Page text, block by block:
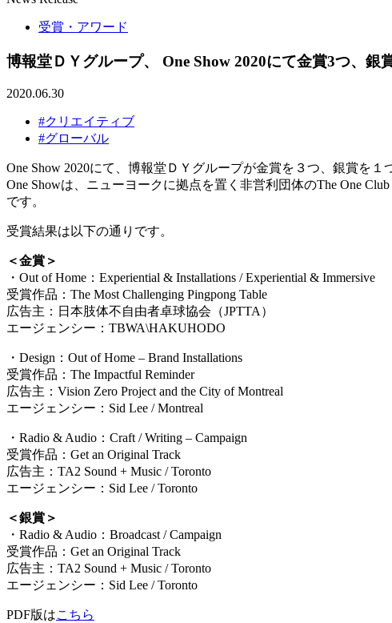
受賞・アワード
博報堂ＤＹグループ、 One Show 2020にて金賞3つ、銀
2020.06.30
#クリエイティブ
#グローバル
One Show 2020にて、博報堂ＤＹグループが金賞を３つ、銀賞を１
One Showは、ニューヨークに拠点を置く非営利団体のThe One
です。
受賞結果は以下の通りです。
＜金賞＞
・Out of Home：Experiential & Installations / Experiential & Immersive
受賞作品：The Most Challenging Pingpong Table
広告主：日本肢体不自由者卓球協会（JPTTA）
エージェンシー：TBWA\HAKUHODO
・Design：Out of Home – Brand Installations
受賞作品：The Impactful Reminder
広告主：Vision Zero Project and the City of Montreal
エージェンシー：Sid Lee / Montreal
・Radio & Audio：Craft / Writing – Campaign
受賞作品：Get an Original Track
広告主：TA2 Sound + Music / Toronto
エージェンシー：Sid Lee / Toronto
＜銀賞＞
・Radio & Audio：Broadcast / Campaign
受賞作品：Get an Original Track
広告主：TA2 Sound + Music / Toronto
エージェンシー：Sid Lee / Toronto
PDF版はこちら